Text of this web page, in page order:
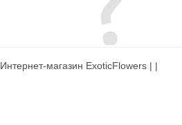
Интернет-магазин ExoticFlowers | |